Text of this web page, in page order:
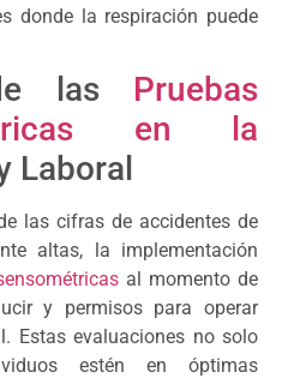
donde la respiración puede
las Pruebas
en la
Laboral
las cifras de accidentes de
altas, la implementación
al momento de
y permisos para operar
Estas evaluaciones no solo
estén en óptimas